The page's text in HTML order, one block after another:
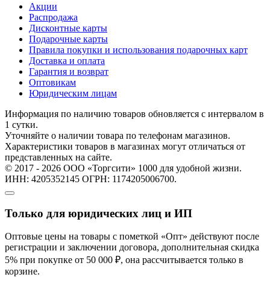
Акции
Распродажа
Дисконтные карты
Подарочные карты
Правила покупки и использования подарочных карт
Доставка и оплата
Гарантия и возврат
Оптовикам
Юридическим лицам
Информация по наличию товаров обновляется с интервалом в
1 сутки.
Уточняйте о наличии товара по телефонам магазинов.
Характеристики товаров в магазинах могут отличаться от
представленных на сайте.
© 2017 - 2026 ООО «Торгсити» 1000 для удобной жизни.
ИНН: 4205352145 ОГРН: 1174205006700.
Только для юридических лиц и ИП
Оптовые цены на товары с пометкой «Опт» действуют после
регистрации и заключении договора, дополнительная скидка
5% при покупке от 50 000 ₽, она рассчитывается только в
корзине.